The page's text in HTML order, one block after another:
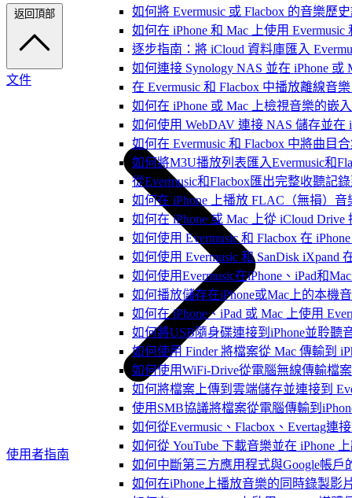
如何將 Evermusic 或 Flacbox 的音樂歷
如何在 iPhone 和 Mac 上使用
逐步指南：將 iCloud 資料庫匯入
如何連接 Synology NAS 並在 iPhone 或
在 Evermusic 和 Flacbox 中播放離線音
如何在 iPhone 或 Mac 上檢視音樂的嵌
如何使用 WebDAV 連接 NAS 儲存並在
如何在 Evermusic 和 Flacbox 中將曲目
如何將M3U播放列表匯入Evermusic和
從Evermusic和Flacbox匯出完整收聽記
如何在 iPhone 上播放 FLAC（無損）音
如何在 iPhone 或 Mac 上從 iCloud Drive
如何使用 Evermusic 和 Flacbox 在
如何使用 Evermusic 和 SanDisk iXpand
如何使用Evermusic在iPhone、iPad和
如何播放儲存在iPhone或Mac上的本機
如何在 iPhone、iPad 或 Mac 上使用
如何將USB隨身碟連接到iPhone並聆聽
如何使用 Finder 將檔案從 Mac 傳輸到
如何使用WiFi-Drive從電腦無線傳輸檔案
如何將檔案上傳到雲端儲存並連接到
使用SMB協議將檔案從電腦傳輸到
如何從Evermusic、Flacbox、Evertag連
如何從 YouTube 下載音樂並在 iPhone
如何中斷第三方應用程式與Google帳戶
如何在iPhone上播放音樂的同時錄製影
返回頂部
文件
使用者指南